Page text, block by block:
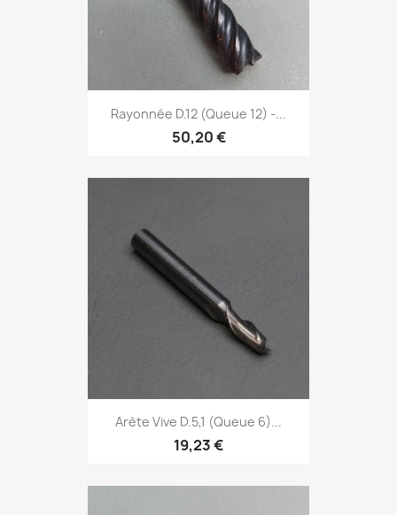
Rayonnée D.12 (Queue 12) -...
50,20 €
Arète Vive D.5,1 (Queue 6)...
19,23 €